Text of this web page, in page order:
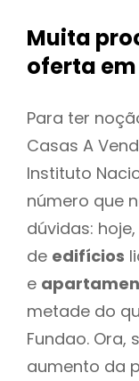
Muita
oferta
Para ter
Casas A
Instituto
número que
dúvidas:
de edifícios
e
metade do
Fundao. Ora,
aumento da